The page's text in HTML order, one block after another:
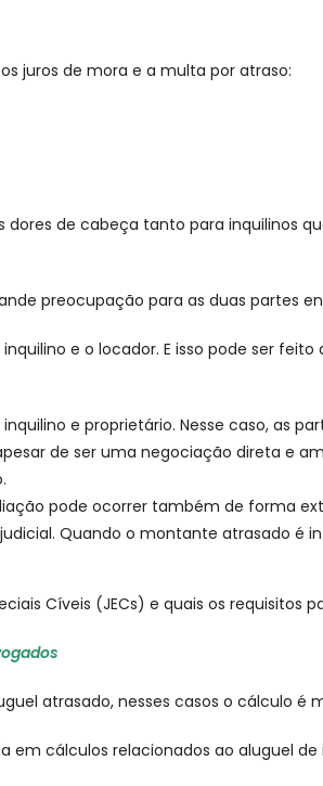
juros de mora e a multa por atraso:
de cabeça tanto para inquilinos
preocupação para as duas partes
e o locador. E isso pode ser
e proprietário. Nesse caso, as
de ser uma negociação direta e
pode ocorrer também de forma
Quando o montante atrasado é
Cíveis (JECs) e quais os requisitos
atrasado, nesses casos o cálculo é
em cálculos relacionados ao aluguel de